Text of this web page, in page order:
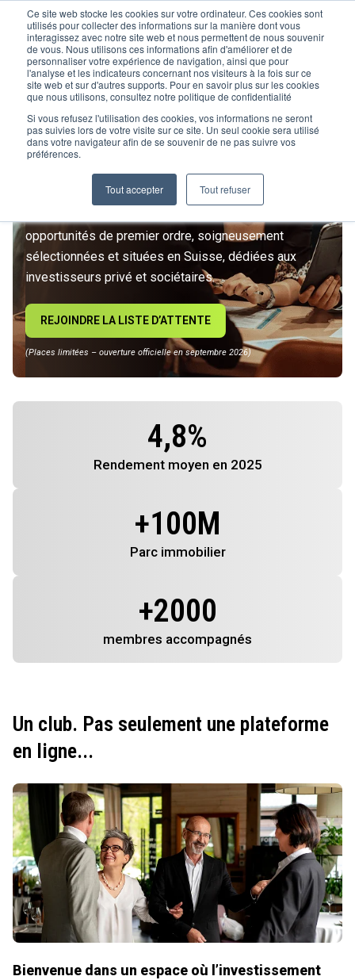
Ce site web stocke les cookies sur votre ordinateur. Ces cookies sont
utilisés pour collecter des informations sur la manière dont vous
interagissez avec notre site web et nous permettent de nous souvenir
de vous. Nous utilisons ces informations afin d'améliorer et de
personnaliser votre expérience de navigation, ainsi que pour
l'analyse et les indicateurs concernant nos visiteurs à la fois sur ce
site web et sur d'autres supports. Pour en savoir plus sur les cookies
que nous utilisons, consultez notre politique de confidentialité
Si vous refusez l'utilisation des cookies, vos informations ne seront
pas suivies lors de votre visite sur ce site. Un seul cookie sera utilisé
dans votre navigateur afin de se souvenir de ne pas suivre vos
préférences.
Tout accepter Tout refuser
L’IMMOBILIER
D’INVESTISSEMENT ENTRE
DANS UNE NOUVELLE ÈRE
Rejoignez le premier club privé d'investissement
opportunités de premier ordre, soigneusement
sélectionnées et situées en Suisse, dédiées aux
investisseurs privé et sociétaires.
REJOINDRE LA LISTE D’ATTENTE
(Places limitées – ouverture officielle en septembre 2026)
4,8%
Rendement moyen en 2025
+100M
Parc immobilier
+2000
membres accompagnés
Un club. Pas seulement une plateforme
en ligne...
Bienvenue dans un espace où l’investissement